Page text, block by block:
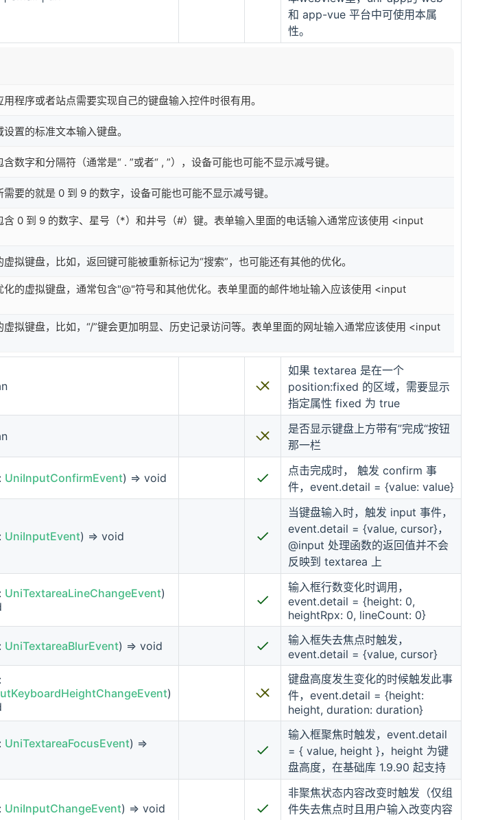
和 app-vue 平台中可使用本属
性。
程序或者站点需要实现自己的键盘输入控件时很有用。
置的标准文本输入键盘。
数字和分隔符（通常是“ . ”或者“ , ”），设备可能也可能不显示减号键。
要的就是 0 到 9 的数字，设备可能也可能不显示减号键。
含 0 到 9 的数字、星号（*）和井号（#）键。表单输入里面的电话输入通常应该使用 <input
拟键盘，比如，返回键可能被重新标记为“搜索”，也可能还有其他的优化。
化的虚拟键盘，通常包含"@"符号和其他优化。表单里面的邮件地址输入应该使用 <input
虚拟键盘，比如，“/”键会更加明显、历史记录访问等。表单里面的网址输入通常应该使用 <input
如果 textarea 是在一个
position:fixed 的区域，需要显示
指定属性 fixed 为 true
是否显示键盘上方带有”完成“按钮
那一栏
UniInputConfirmEvent) => void
点击完成时， 触发 confirm 事
件，event.detail = {value: value}
UniInputEvent) => void
当键盘输入时，触发 input 事件，
event.detail = {value, cursor}，
@input 处理函数的返回值并不会
反映到 textarea 上
UniTextareaLineChangeEvent)
输入框行数变化时调用，
event.detail = {height: 0,
heightRpx: 0, lineCount: 0}
UniTextareaBlurEvent) => void
输入框失去焦点时触发，
event.detail = {value, cursor}
)
键盘高度发生变化的时候触发此事
件，event.detail = {height:
height, duration: duration}
UniTextareaFocusEvent) =>
输入框聚焦时触发，event.detail
= { value, height }，height 为键
盘高度，在基础库 1.9.90 起支持
UniInputChangeEvent) => void
非聚焦状态内容改变时触发（仅组
件失去焦点时且用户输入改变内容